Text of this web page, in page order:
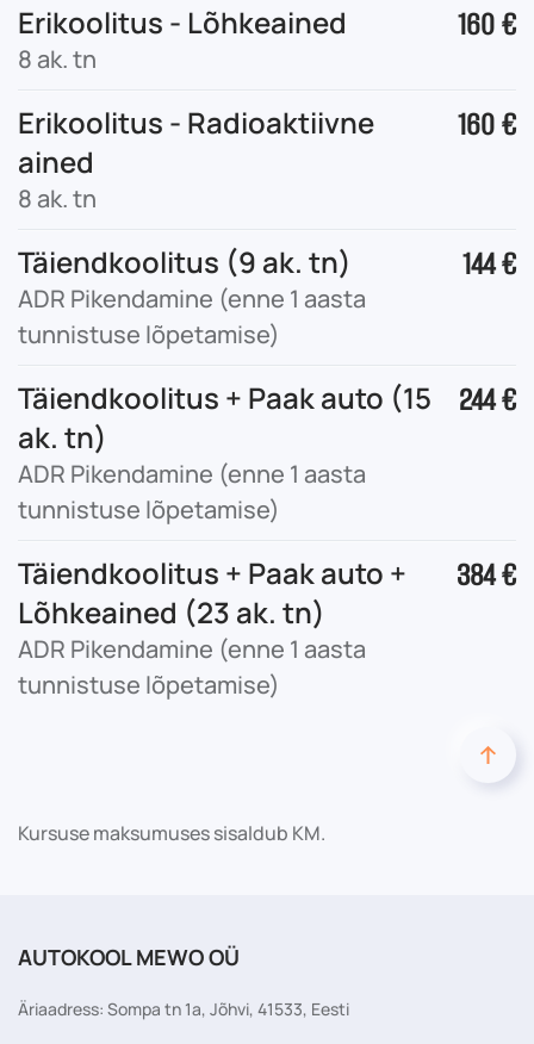
Erikoolitus - Lõhkeained
8 ak. tn
160 €
Erikoolitus - Radioaktiivne
ained
8 ak. tn
160 €
Täiendkoolitus (9 ak. tn)
ADR Pikendamine (enne 1 aasta
tunnistuse lõpetamise)
144 €
Täiendkoolitus + Paak auto (15
ak. tn)
ADR Pikendamine (enne 1 aasta
tunnistuse lõpetamise)
244 €
Täiendkoolitus + Paak auto +
Lõhkeained (23 ak. tn)
ADR Pikendamine (enne 1 aasta
tunnistuse lõpetamise)
384 €
Kursuse maksumuses sisaldub KM.
AUTOKOOL MEWO OÜ
Äriaadress: Sompa tn 1a, Jõhvi, 41533, Eesti